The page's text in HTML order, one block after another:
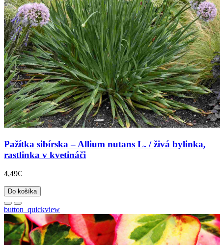
Pažítka sibírska – Allium nutans L. / živá bylinka,
rastlinka v kvetináči
4,49€
Do košíka
button_quickview